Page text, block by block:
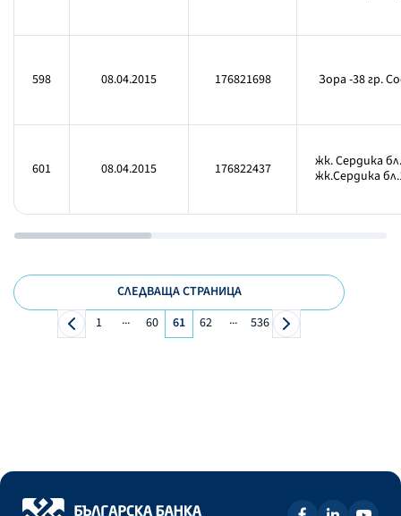
598 08.04.2015 176821698 Зора -38 гр.
601 08.04.2015 176822437
жк. Сердика
жк.Сердика
СЛЕДВАЩА СТРАНИЦА
1
... 60 61 62 ... 536